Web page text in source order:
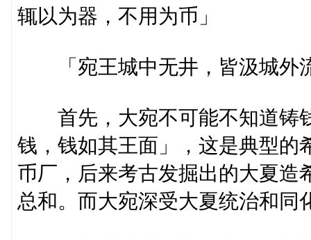
辄以为器，不用为币」
「宛王城中无井，皆汲城外
首先，大宛不可能不知道铸
钱，钱如其王面」，这是典型的
币厂，后来考古发掘出的大夏造
总和。而大宛深受大夏统治和同